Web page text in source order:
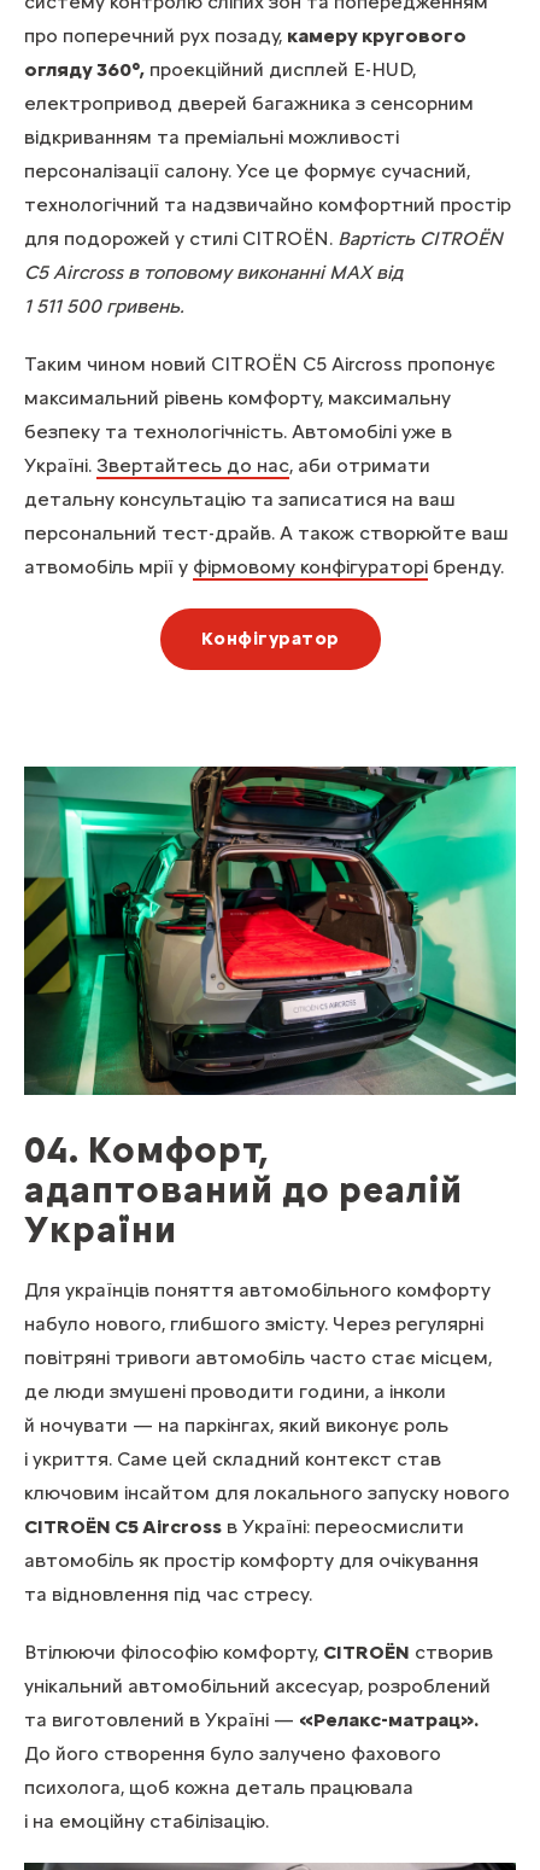
про поперечний рух позаду, камеру кругового
огляду 360°, проекційний дисплей E-HUD,
електропривод дверей багажника з сенсорним
відкриванням та преміальні можливості
персоналізації салону. Усе це формує сучасний,
технологічний та надзвичайно комфортний простір
для подорожей у стилі CITROЁN. Вартість CITROЁN
C5 Aircross в топовому виконанні MAX від
1 511 500 гривень.
Таким чином новий CITROЁN C5 Aircross пропонує
максимальний рівень комфорту, максимальну
безпеку та технологічність. Автомобілі уже в
Україні. Звертайтесь до нас, аби отримати
детальну консультацію та записатися на ваш
персональний тест-драйв. А також створюйте ваш
атвомобіль мрії у фірмовому конфігураторі бренду.
Конфігуратор
04. Комфорт,
адаптований до реалій
України
Для українців поняття автомобільного комфорту
набуло нового, глибшого змісту. Через регулярні
повітряні тривоги автомобіль часто стає місцем,
де люди змушені проводити години, а інколи
й ночувати — на паркінгах, який виконує роль
і укриття. Саме цей складний контекст став
ключовим інсайтом для локального запуску нового
CITROËN C5 Aircross в Україні: переосмислити
автомобіль як простір комфорту для очікування
та відновлення під час стресу.
Втілюючи філософію комфорту, CITROËN створив
унікальний автомобільний аксесуар, розроблений
та виготовлений в Україні — «Релакс-матрац».
До його створення було залучено фахового
психолога, щоб кожна деталь працювала
і на емоційну стабілізацію.